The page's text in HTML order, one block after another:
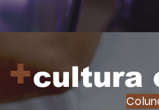
+cultura